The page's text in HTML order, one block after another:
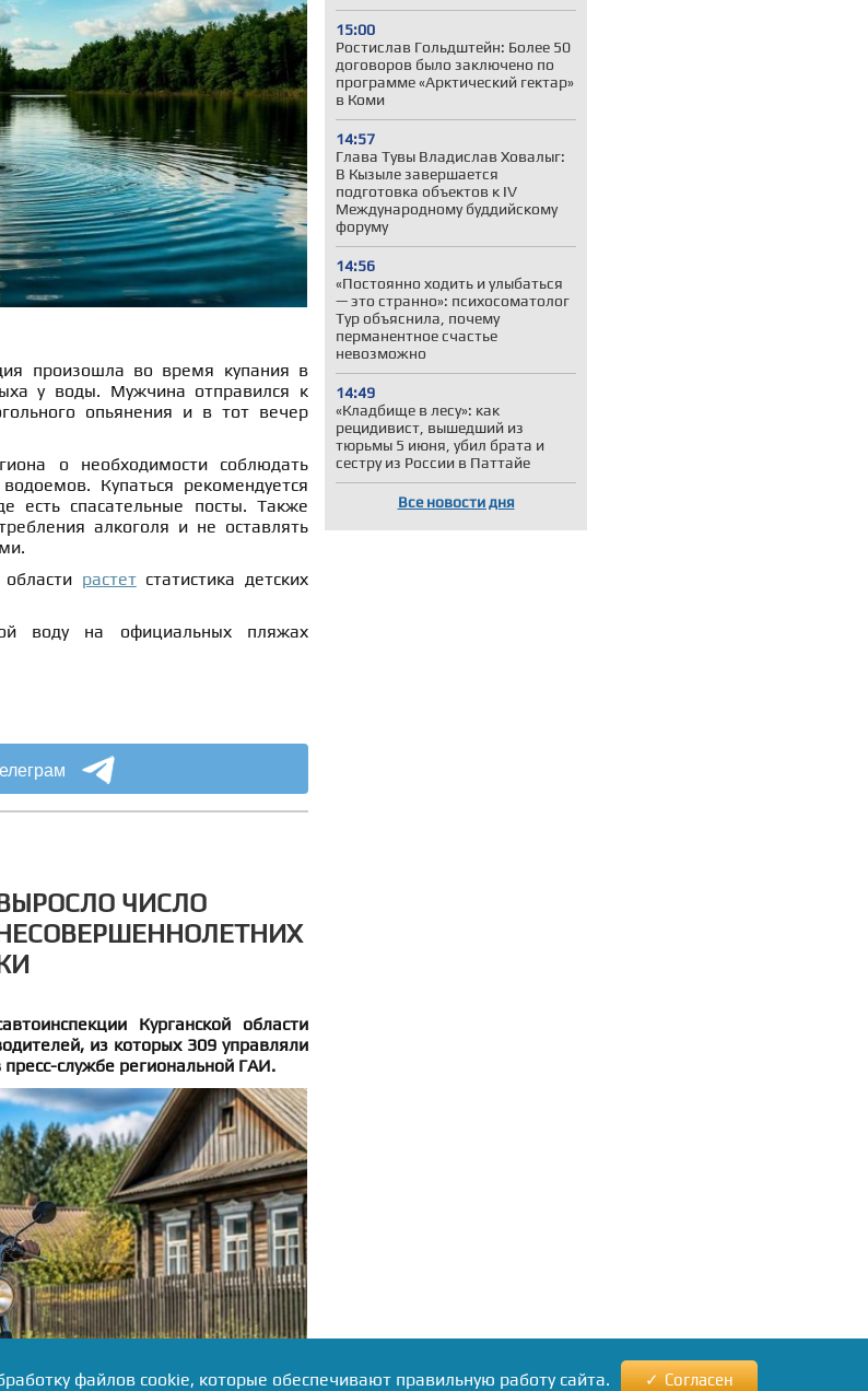
15:00
Ростислав Гольдштейн: Более 50
договоров было заключено по
программе «Арктический гектар»
в Коми
14:57
Глава Тувы Владислав Ховалыг:
В Кызыле завершается
подготовка объектов к IV
Международному буддийскому
форуму
14:56
«Постоянно ходить и улыбаться
— это странно»: психосоматолог
Тур объяснила, почему
перманентное счастье
невозможно
14:49
«Кладбище в лесу»: как
рецидивист, вышедший из
тюрьмы 5 июня, убил брата и
сестру из России в Паттайе
Все новости дня
произошла во время купания в
у воды. Мужчина отправился к
опьянения и в тот вечер
о необходимости соблюдать
Купаться рекомендуется
есть спасательные посты. Также
алкоголя и не оставлять
растетстатистика детских
воду на официальных пляжах
ЧИСЛО
Курганской области
из которых 309 управляли
службе региональной ГАИ.
файлов cookie, которые обеспечивают правильную работу сайта. Согласен